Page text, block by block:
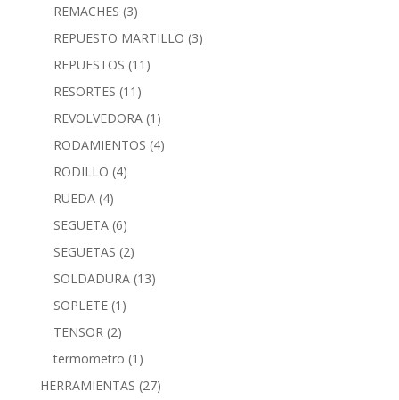
REMACHES (3)
REPUESTO MARTILLO (3)
REPUESTOS (11)
RESORTES (11)
REVOLVEDORA (1)
RODAMIENTOS (4)
RODILLO (4)
RUEDA (4)
SEGUETA (6)
SEGUETAS (2)
SOLDADURA (13)
SOPLETE (1)
TENSOR (2)
termometro (1)
HERRAMIENTAS (27)